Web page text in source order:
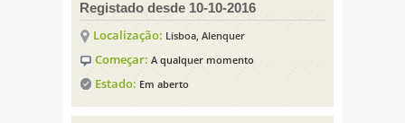
Registado desde 10-10-2016
Localização: Lisboa, Alenquer
Começar: A qualquer momento
Estado: Em aberto